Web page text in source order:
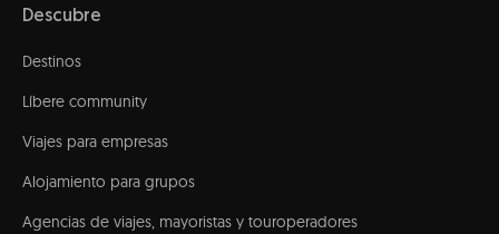
Descubre
Destinos
Líbere community
Viajes para empresas
Alojamiento para grupos
Agencias de viajes, mayoristas y touroperadores